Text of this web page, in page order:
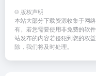
© 版权声明
本站大部分下载资源收集于网
有。若您需要使用非免费的软
站发布的内容若侵犯到您的权
除，我们将及时处理。